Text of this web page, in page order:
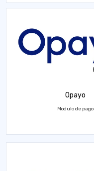
Opayo
Modulo de pago